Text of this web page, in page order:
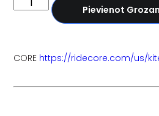
Pievienot
CORE https://ridecore.com/us/